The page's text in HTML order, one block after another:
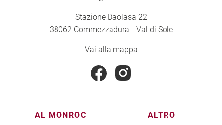
Stazione Daolasa 22
38062 Commezzadura Val di Sole
Vai alla mappa
AL MONROC
ALTRO